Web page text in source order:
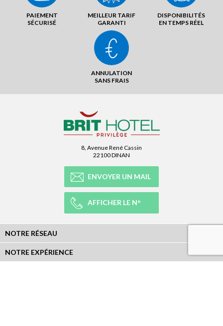
PAIEMENT
SÉCURISÉ
MEILLEUR TARIF
GARANTI
DISPONIBILITÉS
EN TEMPS RÉEL
ANNULATION
SANS FRAIS
8, Avenue René Cassin
22100 DINAN
ENVOYER UN MAIL
AFFICHER LE N°
NOTRE RÉSEAU
NOTRE EXPÉRIENCE